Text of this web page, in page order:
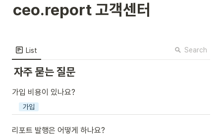
ceo.report 고객센터
List Search
자주 묻는 질문
가입 비용이 있나요?
가입
리포트 발행은 어떻게 하나요?